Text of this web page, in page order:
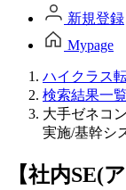
新規登録
Mypage
ハイクラス
検索結果一覧
大手ゼネコ
実施/基幹シ
【社内SE(